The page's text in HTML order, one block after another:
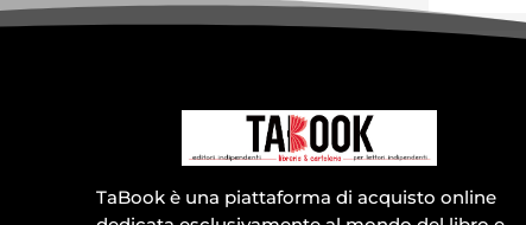
TaBook è una piattaforma di acquisto online